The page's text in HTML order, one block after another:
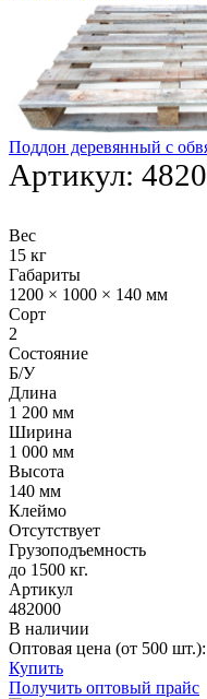
Поддон деревянный с
Артикул:
Вес
15 кг
Габариты
1200 × 1000 × 140 мм
Сорт
2
Состояние
Б/У
Длина
1 200 мм
Ширина
1 000 мм
Высота
140 мм
Клеймо
Отсутствует
Грузоподъемность
до 1500 кг.
Артикул
482000
В наличии
Оптовая цена (от 500 шт.):
Купить
Получить оптовый прайс